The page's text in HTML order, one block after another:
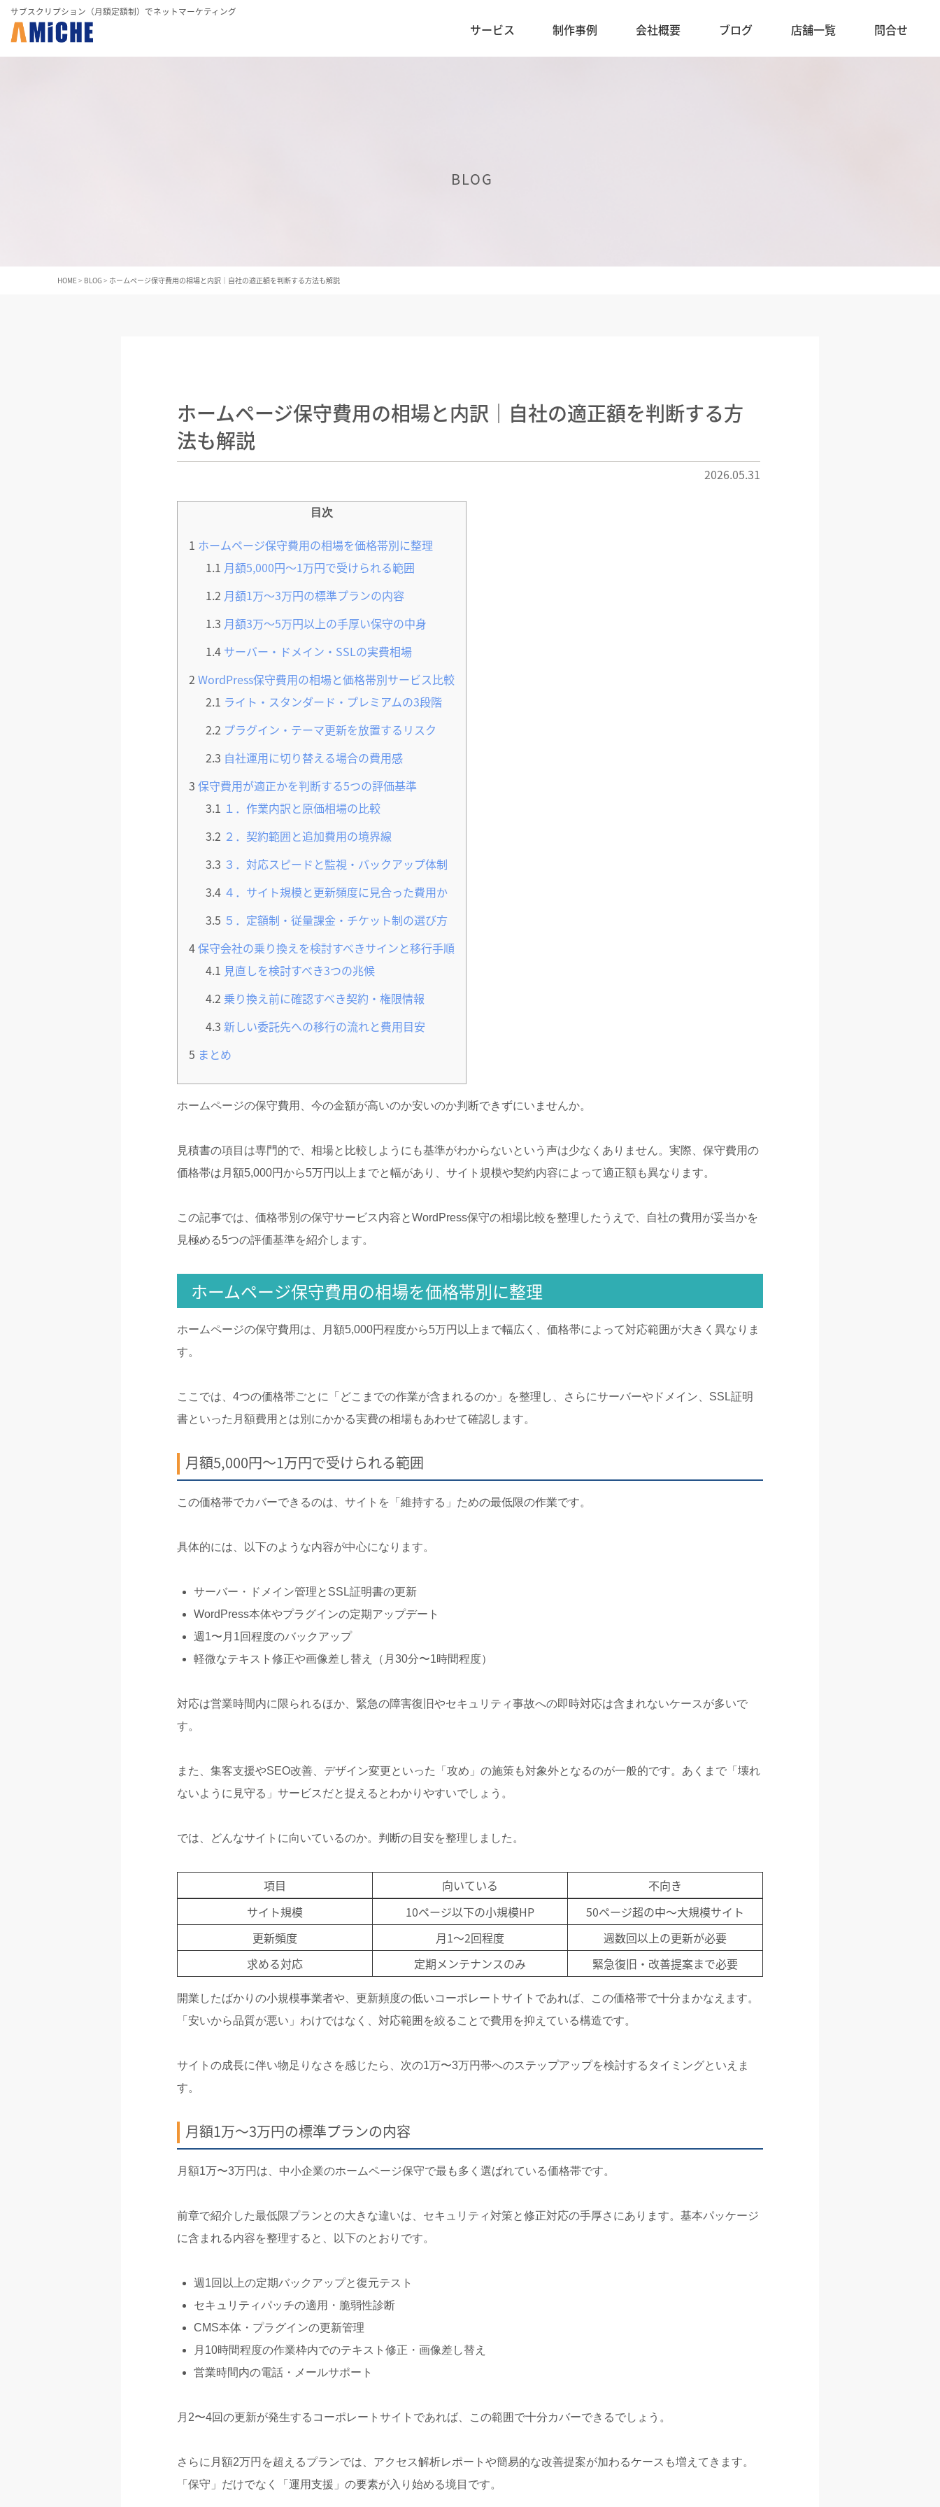
サブスクリプション（月額定額制）でネットマーケティング
サービス 制作事例 会社概要 ブログ 店舗一覧 問合せ
BLOG
HOME> BLOG > ホームページ保守費用の相場と内訳｜自社の適正額を判断する方法も解説
ホームページ保守費用の相場と内訳｜自社の適正額を判断する方
法も解説
2026.05.31
目次
1 ホームページ保守費用の相場を価格帯別に整理
1.1 月額5,000円〜1万円で受けられる範囲
1.2 月額1万〜3万円の標準プランの内容
1.3 月額3万〜5万円以上の手厚い保守の中身
1.4 サーバー・ドメイン・SSLの実費相場
2 WordPress保守費用の相場と価格帯別サービス比較
2.1 ライト・スタンダード・プレミアムの3段階
2.2 プラグイン・テーマ更新を放置するリスク
2.3 自社運用に切り替える場合の費用感
3 保守費用が適正かを判断する5つの評価基準
3.1 １．作業内訳と原価相場の比較
3.2 ２．契約範囲と追加費用の境界線
3.3 ３．対応スピードと監視・バックアップ体制
3.4 ４．サイト規模と更新頻度に見合った費用か
3.5 ５．定額制・従量課金・チケット制の選び方
4保守会社の乗り換えを検討すべきサインと移行手順
4.1 見直しを検討すべき3つの兆候
4.2 乗り換え前に確認すべき契約・権限情報
4.3 新しい委託先への移行の流れと費用目安
5 まとめ
ホームページの保守費用、今の金額が高いのか安いのか判断できずにいませんか。
見積書の項目は専門的で、相場と比較しようにも基準がわからないという声は少なくありません。実際、保守費用の
価格帯は月額5,000円から5万円以上までと幅があり、サイト規模や契約内容によって適正額も異なります。
この記事では、価格帯別の保守サービス内容とWordPress保守の相場比較を整理したうえで、自社の費用が妥当かを
見極める5つの評価基準を紹介します。
ホームページ保守費用の相場を価格帯別に整理
ホームページの保守費用は、月額5,000円程度から5万円以上まで幅広く、価格帯によって対応範囲が大きく異なりま
す。
ここでは、4つの価格帯ごとに「どこまでの作業が含まれるのか」を整理し、さらにサーバーやドメイン、SSL証明
書といった月額費用とは別にかかる実費の相場もあわせて確認します。
月額5,000円〜1万円で受けられる範囲
この価格帯でカバーできるのは、サイトを「維持する」ための最低限の作業です。
具体的には、以下のような内容が中心になります。
サーバー・ドメイン管理とSSL証明書の更新
WordPress本体やプラグインの定期アップデート
週1〜月1回程度のバックアップ
軽微なテキスト修正や画像差し替え（月30分〜1時間程度）
対応は営業時間内に限られるほか、緊急の障害復旧やセキュリティ事故への即時対応は含まれないケースが多いで
す。
また、集客支援やSEO改善、デザイン変更といった「攻め」の施策も対象外となるのが一般的です。あくまで「壊れ
ないように見守る」サービスだと捉えるとわかりやすいでしょう。
では、どんなサイトに向いているのか。判断の目安を整理しました。
項目 向いている
不向き
サイト規模
10ページ以下の小規模HP
50ページ超の中〜大規模サイト
更新頻度
月1〜2回程度
週数回以上の更新が必要
求める対応
定期メンテナンスのみ 緊急復旧・改善提案まで必要
開業したばかりの小規模事業者や、更新頻度の低いコーポレートサイトであれば、この価格帯で十分まかなえます。
「安いから品質が悪い」わけではなく、対応範囲を絞ることで費用を抑えている構造です。
サイトの成長に伴い物足りなさを感じたら、次の1万〜3万円帯へのステップアップを検討するタイミングといえま
す。
月額1万〜3万円の標準プランの内容
月額1万〜3万円は、中小企業のホームページ保守で最も多く選ばれている価格帯です。
前章で紹介した最低限プランとの大きな違いは、セキュリティ対策と修正対応の手厚さにあります。基本パッケージ
に含まれる内容を整理すると、以下のとおりです。
週1回以上の定期バックアップと復元テスト
セキュリティパッチの適用・脆弱性診断
CMS本体・プラグインの更新管理
月10時間程度の作業枠内でのテキスト修正・画像差し替え
営業時間内の電話・メールサポート
月2〜4回の更新が発生するコーポレートサイトであれば、この範囲で十分カバーできるでしょう。
さらに月額2万円を超えるプランでは、アクセス解析レポートや簡易的な改善提案が加わるケースも増えてきます。
「保守」だけでなく「運用支援」の要素が入り始める境目です。